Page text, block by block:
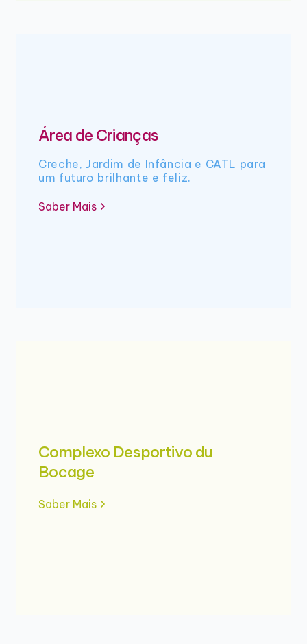
Área de Crianças
Creche, Jardim de Infância e CATL para
um futuro brilhante e feliz.
Saber Mais
Complexo Desportivo du
Bocage
Saber Mais